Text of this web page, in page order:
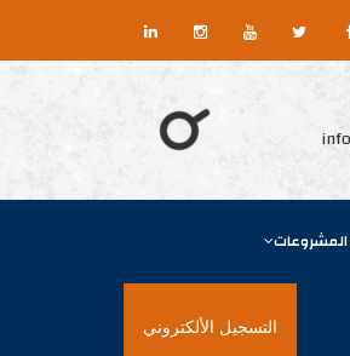
المشروعات
التسجيل الألكتروني